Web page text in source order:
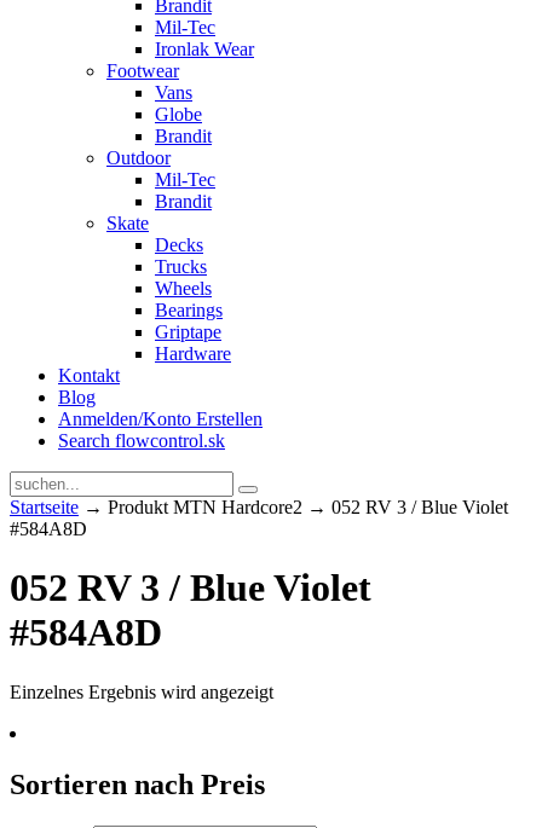
Brandit
Mil-Tec
Ironlak Wear
Footwear
Vans
Globe
Brandit
Outdoor
Mil-Tec
Brandit
Skate
Decks
Trucks
Wheels
Bearings
Griptape
Hardware
Kontakt
Blog
Anmelden/Konto Erstellen
Search flowcontrol.sk
Startseite → Produkt MTN Hardcore2 → 052 RV 3 / Blue Violet
#584A8D
052 RV 3 / Blue Violet
#584A8D
Einzelnes Ergebnis wird angezeigt
Sortieren nach Preis